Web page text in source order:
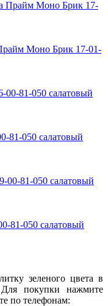
Моно Брик 17-01-
81-050 салатовый
81-050 салатовый
зеленого цвета в
Для покупки нажмите
по телефонам: